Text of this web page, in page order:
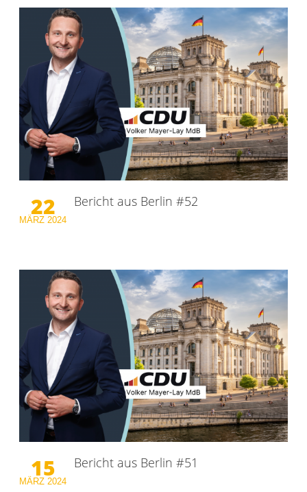
22
MÄRZ 2024
Bericht aus Berlin #52
15
MÄRZ2024
Bericht aus Berlin #51